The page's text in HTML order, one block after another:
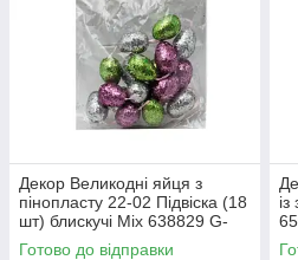
Декор Великодні яйця з
пінопласту 22-02 Підвіска (18
шт) блискучі Mix 638829 G-
Rich
Готово до відправки